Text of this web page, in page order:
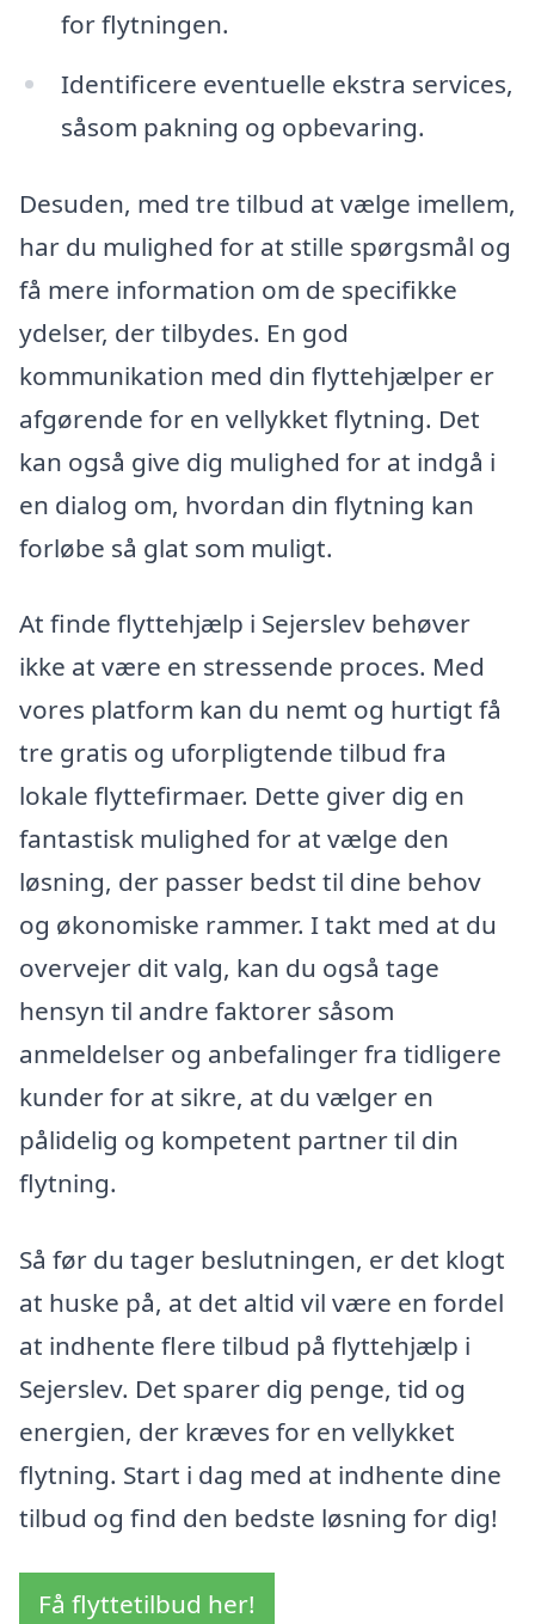
for flytningen.
Identificere eventuelle ekstra services,
såsom pakning og opbevaring.
Desuden, med tre tilbud at vælge imellem,
har du mulighed for at stille spørgsmål og
få mere information om de specifikke
ydelser, der tilbydes. En god
kommunikation med din flyttehjælper er
afgørende for en vellykket flytning. Det
kan også give dig mulighed for at indgå i
en dialog om, hvordan din flytning kan
forløbe så glat som muligt.
At finde flyttehjælp i Sejerslev behøver
ikke at være en stressende proces. Med
vores platform kan du nemt og hurtigt få
tre gratis og uforpligtende tilbud fra
lokale flyttefirmaer. Dette giver dig en
fantastisk mulighed for at vælge den
løsning, der passer bedst til dine behov
og økonomiske rammer. I takt med at du
overvejer dit valg, kan du også tage
hensyn til andre faktorer såsom
anmeldelser og anbefalinger fra tidligere
kunder for at sikre, at du vælger en
pålidelig og kompetent partner til din
flytning.
Så før du tager beslutningen, er det klogt
at huske på, at det altid vil være en fordel
at indhente flere tilbud på flyttehjælp i
Sejerslev. Det sparer dig penge, tid og
energien, der kræves for en vellykket
flytning. Start i dag med at indhente dine
tilbud og find den bedste løsning for dig!
Få flyttetilbud her!